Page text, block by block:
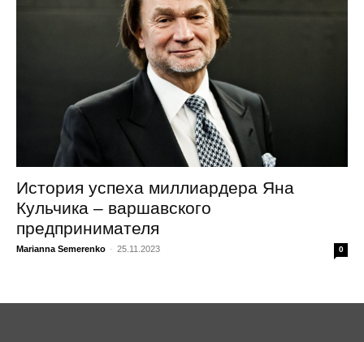
История успеха миллиардера Яна
Кульчика – варшавского
предпринимателя
Marianna Semerenko - 25.11.2023 0